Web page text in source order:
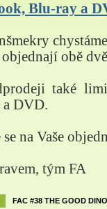
Blu-ray a
obě
také
DVD.
se na Vaše
tým FA
FAC #38 THE GOOD